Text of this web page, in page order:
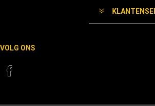
VOLG ONS